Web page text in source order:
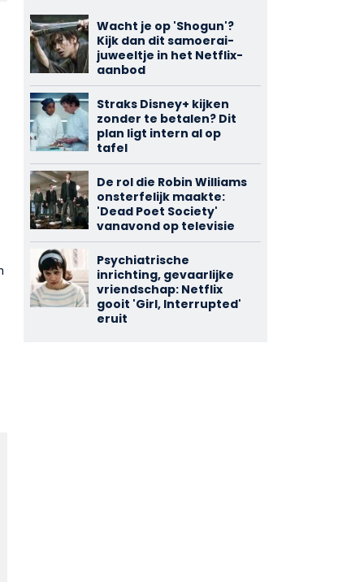
Wacht je op 'Shogun'?
Kijk dan dit samoerai-
juweeltje in het Netflix-
aanbod
Straks Disney+ kijken
zonder te betalen? Dit
plan ligt intern al op
tafel
De rol die Robin Williams
onsterfelijk maakte:
'Dead Poet Society'
vanavond op televisie
Psychiatrische
inrichting, gevaarlijke
vriendschap: Netflix
gooit 'Girl, Interrupted'
eruit